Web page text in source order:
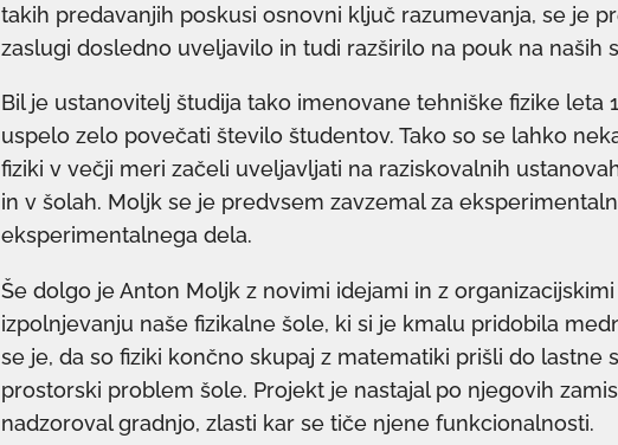
takih predavanjih poskusi osnovni ključ razumevanja, se je
zaslugi dosledno uveljavilo in tudi razširilo na pouk na naših
Bil je ustanovitelj študija tako imenovane tehniške fizike leta
uspelo zelo povečati število študentov. Tako so se lahko
fiziki v večji meri začeli uveljavljati na raziskovalnih
in v šolah. Moljk se je predvsem zavzemal za
eksperimentalnega dela.
Še dolgo je Anton Moljk z novimi idejami in z
izpolnjevanju naše fizikalne šole, ki si je kmalu pridobila
se je, da so fiziki končno skupaj z matematiki prišli do lastne
prostorski problem šole. Projekt je nastajal po njegovih
nadzoroval gradnjo, zlasti kar se tiče njene funkcionalnosti.